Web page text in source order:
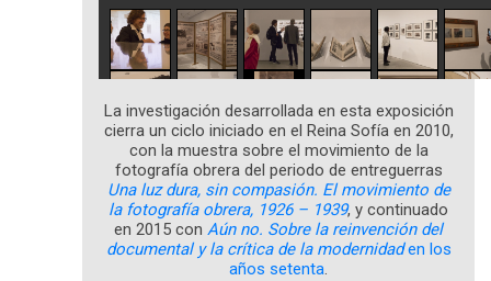
La investigación desarrollada en esta exposición
cierra un ciclo iniciado en el Reina Sofía en 2010,
con la muestra sobre el movimiento de la
fotografía obrera del periodo de entreguerras
Una luz dura, sin compasión. El movimiento de
la fotografía obrera, 1926 – 1939, y continuado
en 2015 con Aún no. Sobre la reinvención del
documental y la crítica de la modernidaden los
años setenta.